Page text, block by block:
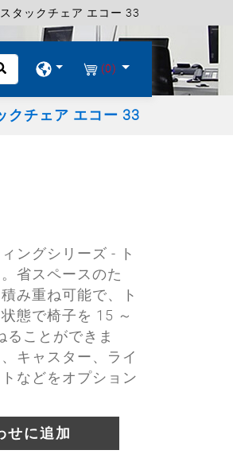
タックチェア エコー 33
(0)
クチェア エコー 33
ングシリーズ - ト
省スペースのた
み重ね可能で、ト
態で椅子を 15 ～
ることができま
キャスター、ライ
などをオプション
せに追加